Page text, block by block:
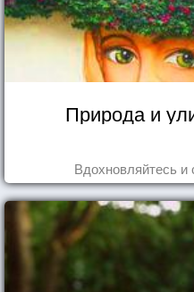
Природа и
Вдохновляйтесь